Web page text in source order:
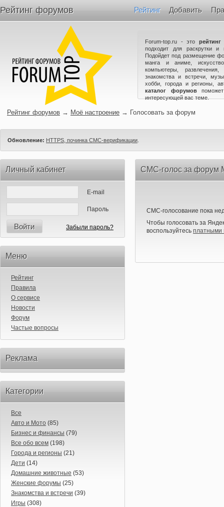
Рейтинг форумов Рейтинг Добавить
Forum-top.ru - это
подходит для раскрутки и
Подойдет под размещение
манга и аниме,
компьютеры,
знакомства и встречи,
хобби, города и регионы,
каталог форумов
интересующей вас теме.
Рейтинг форумов → Моё настроение → Голосовать за форум
Обновление: HTTPS, починка СМС-верификации
Личный кабинет
E-mail
Пароль
Войти Забыли пароль?
Меню
Рейтинг
Правила
О сервисе
Новости
Форум
Частые вопросы
Реклама
Категории
Все
Авто и Мото (85)
Бизнес и финансы (79)
Все обо всем (198)
Города и регионы (21)
Дети (14)
Домашние животные (53)
Женские форумы (25)
Знакомства и встречи (39)
Игры (308)
СМС-голос за форум
СМС-голосование пока
Чтобы голосовать за
воспользуйтесь платными